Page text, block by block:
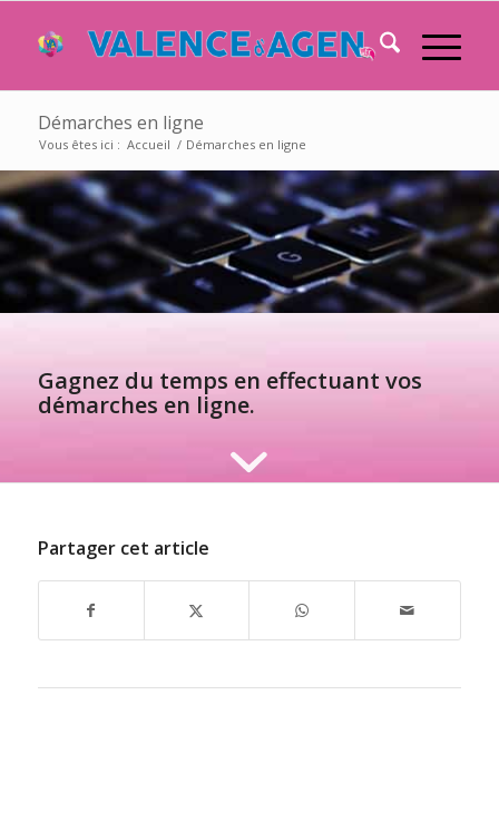
Démarches en ligne
Vous êtes ici : Accueil / Démarches en ligne
Gagnez du temps en effectuant vos
démarches en ligne.
Partager cet article